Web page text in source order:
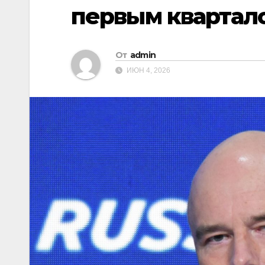
первым
От admin
ИЮН 4, 2026